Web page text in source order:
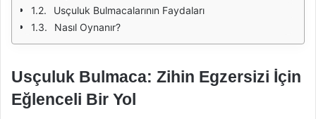
Usçuluk Bulmacalarının Faydaları
Nasıl Oynanır?
Usçuluk Bulmaca: Zihin Egzersizi İçin
Eğlenceli Bir Yol